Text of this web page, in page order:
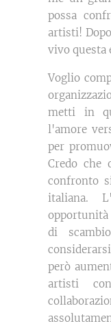
possa
artisti!
vivo questa
Voglio
metti in
l'amore
per
Credo che
confronto
italiana.
opportunità
di
però
artisti